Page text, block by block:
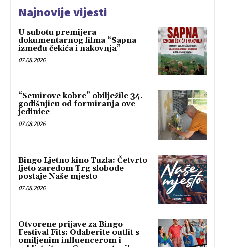
Najnovije vijesti
U subotu premijera
dokumentarnog filma “Sapna
između čekića i nakovnja”
07.08.2026
“Semirove kobre” obilježile 34.
godišnjicu od formiranja ove
jedinice
07.08.2026
Bingo Ljetno kino Tuzla: Četvrto
ljeto zaredom Trg slobode
postaje Naše mjesto
07.08.2026
Otvorene prijave za Bingo
Festival Fits: Odaberite outfit s
omiljenim influencerom i